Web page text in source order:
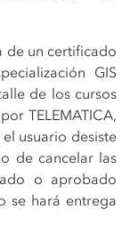
de un certificado
GIS
de los cursos
TELEMATICA,
usuario desiste
de cancelar las
o aprobado
se hará entrega